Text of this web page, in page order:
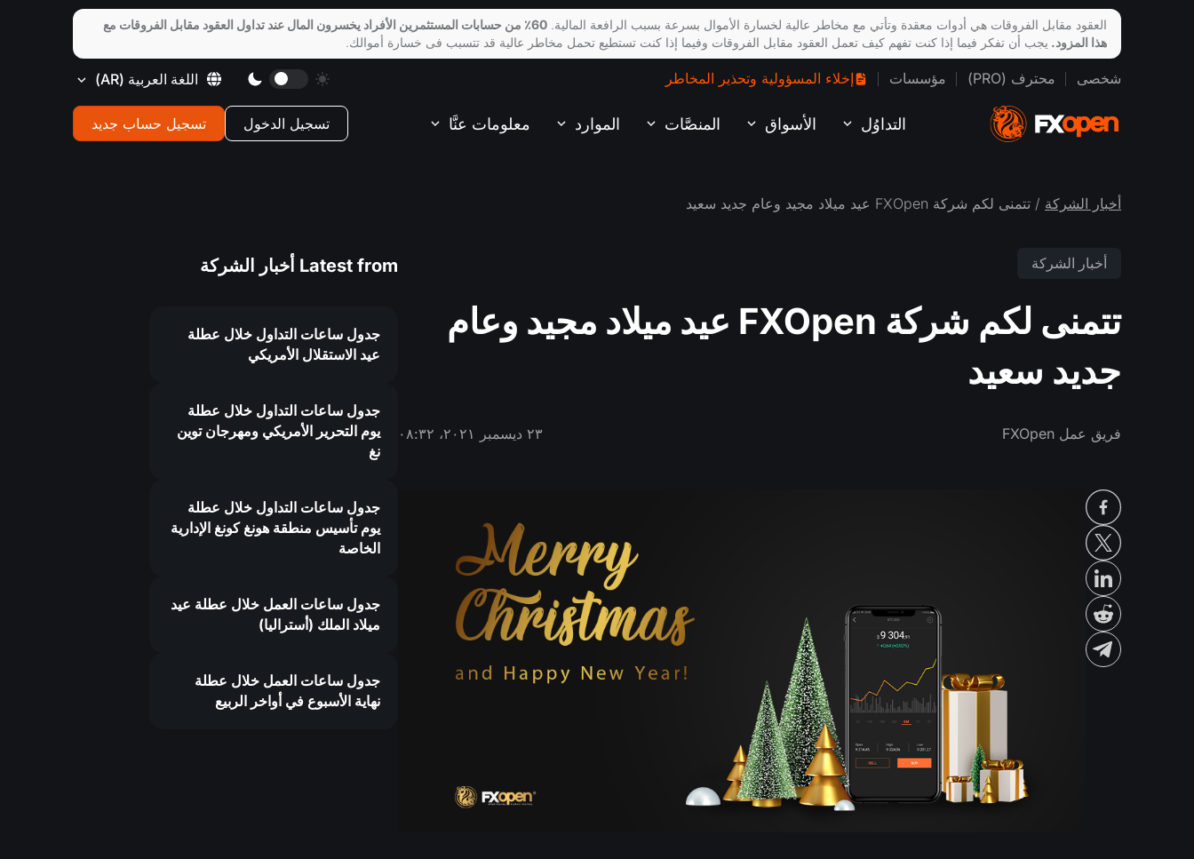
شخصى محترف (PRO) مؤسسات إخلاء المسؤولية وتحذير المخاطر اللغة العربية (AR)
التداوُل الأسواق المنصَّات الموارد معلومات عنَّا تسجيل الدخول تسجيل حساب جديد
أخبار الشركة / تتمنى لكم شركة FXOpen عيد ميلاد مجيد وعام جديد سعيد
أخبار الشركة
تتمنى لكم شركة FXOpen عيد ميلاد مجيد وعام
جديد سعيد
فريق عمل FXOpen ٢٣ ديسمبر ٢٠٢١، ٠٨:٣٢
Latest from أخبار الشركة
جدول ساعات التداول خلال عطلة
عيد الاستقلال الأمريكي
جدول ساعات التداول خلال عطلة
يوم التحرير الأمريكي ومهرجان توين
نغ
جدول ساعات التداول خلال عطلة
يوم تأسيس منطقة هونغ كونغ الإدارية
الخاصة
جدول ساعات العمل خلال عطلة عيد
ميلاد الملك (أستراليا)
جدول ساعات العمل خلال عطلة
نهاية الأسبوع في أواخر الربيع
العقود مقابل الفروقات هي أدوات معقدة وتأتي مع مخاطر عالية لخسارة الأموال بسرعة بسبب الرافعة المالية.
60٪ من حسابات المستثمرين الأفراد يخسرون المال عند تداول العقود مقابل الفروقات مع
هذا المزود. يجب أن تفكر فيما إذا كنت تفهم كيف تعمل العقود مقابل الفروقات وفيما إذا كنت تستطيع تحمل مخاطر عالية قد تتسبب فى خسارة أموالك.